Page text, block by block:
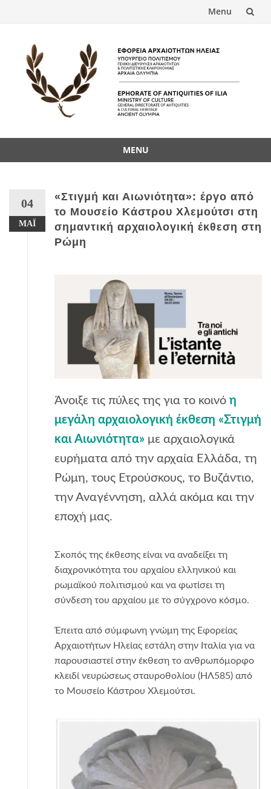
Menu
content
MENU
04
ΜΆΙ
«Στιγμή και Αιωνιότητα»: έργο από
το Μουσείο Κάστρου Χλεμούτσι στη
σημαντική αρχαιολογική έκθεση στη
Ρώμη
Άνοιξε τις πύλες της για το κοινό η
μεγάλη αρχαιολογική έκθεση «Στιγμή
και Αιωνιότητα» με αρχαιολογικά
ευρήματα από την αρχαία Ελλάδα, τη
Ρώμη, τους Ετρούσκους, το Βυζάντιο,
την Αναγέννηση, αλλά ακόμα και την
εποχή μας.
Σκοπός της έκθεσης είναι να αναδείξει τη
διαχρονικότητα του αρχαίου ελληνικού και
ρωμαϊκού πολιτισμού και να φωτίσει τη
σύνδεση του αρχαίου με το σύγχρονο κόσμο.
Έπειτα από σύμφωνη γνώμη της Εφορείας
Αρχαιοτήτων Ηλείας εστάλη στην Ιταλία για να
παρουσιαστεί στην έκθεση το ανθρωπόμορφο
κλειδί νευρώσεως σταυροθολίου (ΗΛ585) από
το Μουσείο Κάστρου Χλεμούτσι.